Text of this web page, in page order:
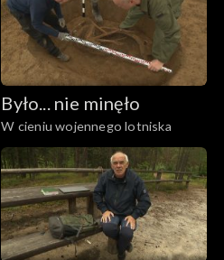
Było... nie minęło
W cieniu wojennego lotniska